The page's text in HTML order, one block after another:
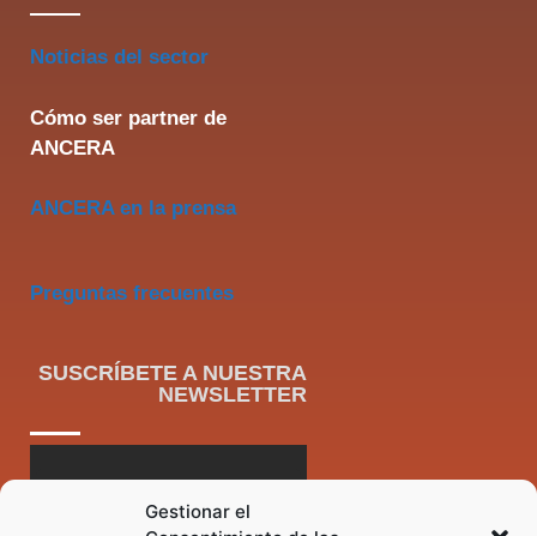
Gestionar el
Noticias del sector
Cómo ser partner de
ANCERA
ANCERA en la prensa
Preguntas frecuentes
SUSCRÍBETE A NUESTRA
NEWSLETTER